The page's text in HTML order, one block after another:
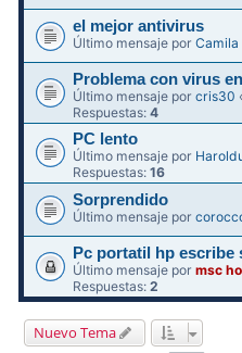
el mejor antivirus
Último mensaje por
Problema con virus
Último mensaje porcris30
Respuestas:4
PC lento
Último mensaje por
Respuestas:16
Sorprendido
Último mensaje por
Pc portatil hp escribe
Último mensaje pormsc
Respuestas:2
Nuevo Tema